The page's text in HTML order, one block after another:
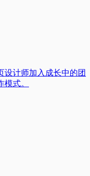
设计师加入成长中的团
式。